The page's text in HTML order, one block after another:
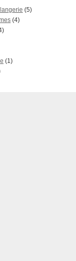
(5)
(4)
(1)